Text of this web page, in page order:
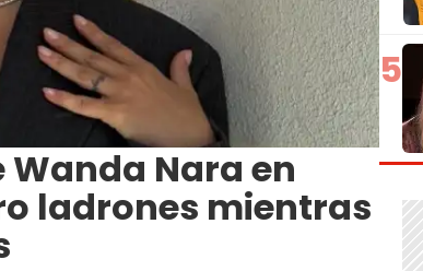
Wanda Nara en
ladrones mientras
5